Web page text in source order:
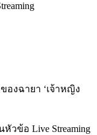
องฉายา ‘เจ้าหญิง
วข้อ Live Streaming